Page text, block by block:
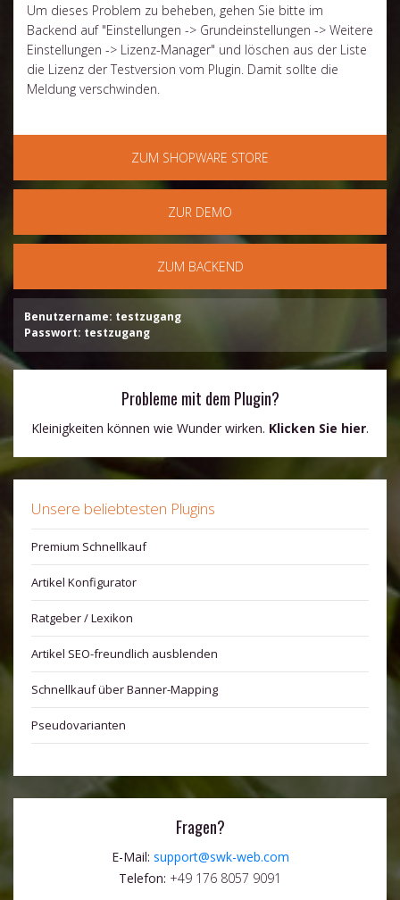
Um dieses Problem zu beheben, gehen Sie bitte im
Backend auf "Einstellungen -> Grundeinstellungen -> Weitere
Einstellungen -> Lizenz-Manager" und löschen aus der Liste
die Lizenz der Testversion vom Plugin. Damit sollte die
Meldung verschwinden.
ZUM SHOPWARE STORE
ZUR DEMO
ZUM BACKEND
Benutzername: testzugang
Passwort: testzugang
Probleme mit dem Plugin?
Kleinigkeiten können wie Wunder wirken. Klicken Sie hier.
Unsere beliebtesten Plugins
Premium Schnellkauf
Artikel Konfigurator
Ratgeber / Lexikon
Artikel SEO-freundlich ausblenden
Schnellkauf über Banner-Mapping
Pseudovarianten
Fragen?
E-Mail: support@swk-web.com
Telefon: +49 176 8057 9091